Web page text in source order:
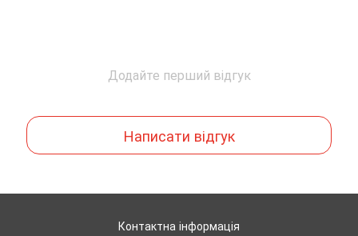
Додайте перший відгук
Написати відгук
Контактна інформація